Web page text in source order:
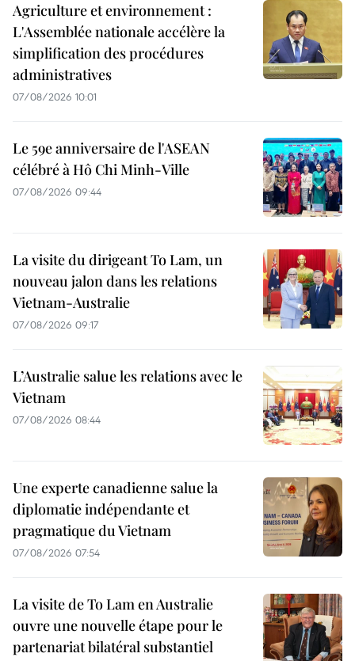
Agriculture et environnement :
L'Assemblée nationale accélère la
simplification des procédures
administratives
07/08/2026 10:01
Le 59e anniversaire de l'ASEAN
célébré à Hô Chi Minh-Ville
07/08/2026 09:44
La visite du dirigeant To Lam, un
nouveau jalon dans les relations
Vietnam-Australie
07/08/2026 09:17
L’Australie salue les relations avec le
Vietnam
07/08/2026 08:44
Une experte canadienne salue la
diplomatie indépendante et
pragmatique du Vietnam
07/08/2026 07:54
La visite de To Lam en Australie
ouvre une nouvelle étape pour le
partenariat bilatéral substantiel